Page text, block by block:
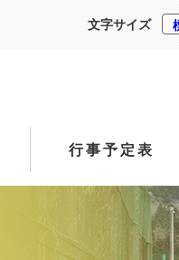
文字サイズ
行事予定表